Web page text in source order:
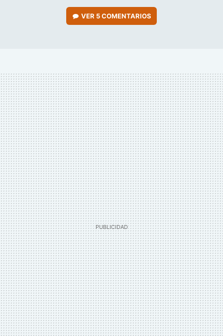
VER 5 COMENTARIOS